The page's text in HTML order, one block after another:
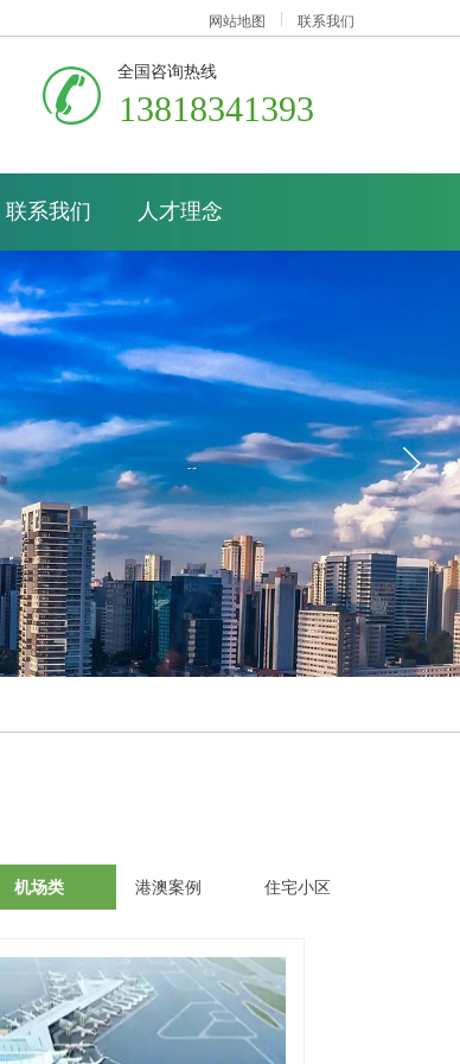
13818341393
全国咨询热线
网站地图 联系我们
联系我们 人才理念
机场类 港澳案例 住宅小区